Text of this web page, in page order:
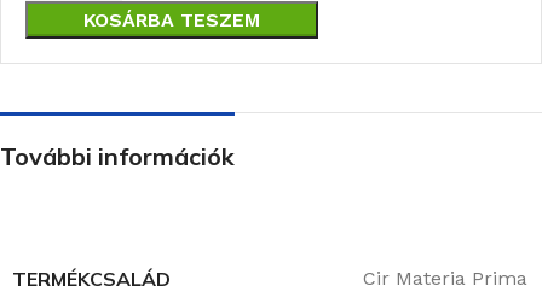
KOSÁRBA TESZEM
További információk
TERMÉKCSALÁD Cir Materia Prima